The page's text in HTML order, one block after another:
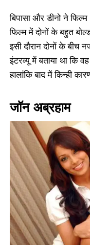
बिपासा और डीनो ने
फिल्म में दोनों के बहुत
इसी दौरान दोनों के बीच
इंटरव्यू में बताया था कि
हालांकि बाद में किन्ही
जॉन अब्रहाम